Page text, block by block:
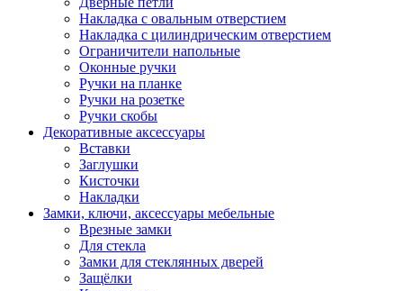
Накладка с овальным отверстием
Накладка с цилиндрическим отверстием
Ограничители напольные
Оконные ручки
Ручки на планке
Ручки на розетке
Ручки скобы
Декоративные аксессуары
Вставки
Заглушки
Кисточки
Накладки
Замки, ключи, аксессуары мебельные
Врезные замки
Для стекла
Замки для стеклянных дверей
Защёлки